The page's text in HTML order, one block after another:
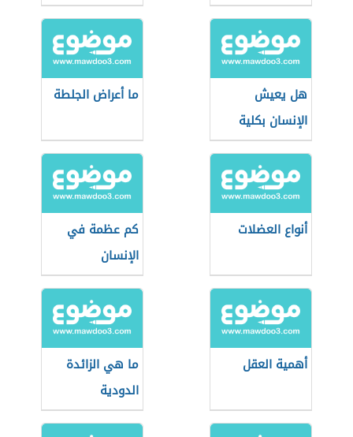
الدقيقة
هل يعيش
الإنسان بكلية
واحدة
ما أعراض الجلطة
أنواع العضلات
كم عظمة في
الإنسان
أهمية العقل
ما هي الزائدة
الدودية